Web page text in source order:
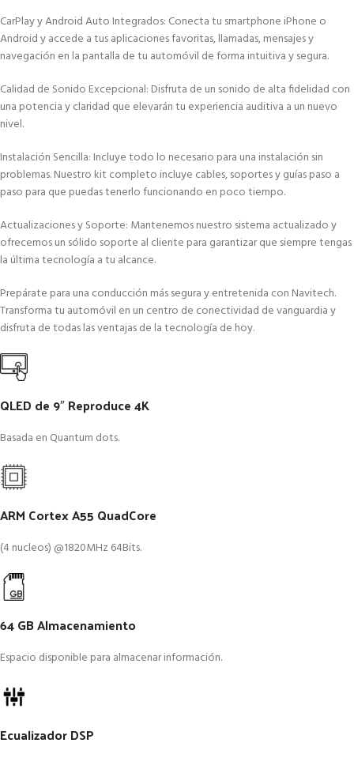
CarPlay y Android Auto Integrados: Conecta tu smartphone iPhone o
Android y accede a tus aplicaciones favoritas, llamadas, mensajes y
navegación en la pantalla de tu automóvil de forma intuitiva y segura.
Calidad de Sonido Excepcional: Disfruta de un sonido de alta fidelidad con
una potencia y claridad que elevarán tu experiencia auditiva a un nuevo
nivel.
Instalación Sencilla: Incluye todo lo necesario para una instalación sin
problemas. Nuestro kit completo incluye cables, soportes y guías paso a
paso para que puedas tenerlo funcionando en poco tiempo.
Actualizaciones y Soporte: Mantenemos nuestro sistema actualizado y
ofrecemos un sólido soporte al cliente para garantizar que siempre tengas
la última tecnología a tu alcance.
Prepárate para una conducción más segura y entretenida con Navitech.
Transforma tu automóvil en un centro de conectividad de vanguardia y
disfruta de todas las ventajas de la tecnología de hoy.
QLED de 9″ Reproduce 4K
Basada en Quantum dots.
ARM Cortex A55 QuadCore
(4 nucleos) @1820MHz 64Bits.
64 GB Almacenamiento
Espacio disponible para almacenar información.
Ecualizador DSP